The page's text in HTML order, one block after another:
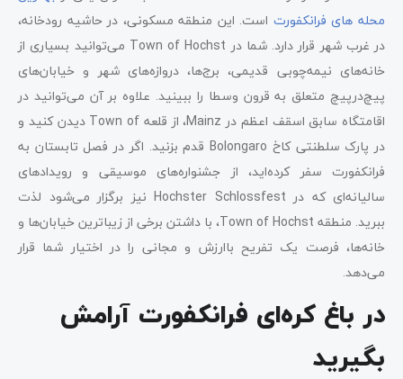
محله‌ های فرانکفورت است. این منطقه مسکونی، در حاشیه رودخانه،
در غرب شهر قرار دارد. شما در Town of Hochst می‌توانید بسیاری از
خانه‌های نیمه‌چوبی قدیمی، برج‌ها، دروازه‌های شهر و خیابان‌های
پیچ‌درپیچ متعلق به قرون وسطا را ببینید. علاوه بر آن می‌توانید در
اقامتگاه سابق اسقف اعظم در Mainz، از قلعه Town of دیدن کنید و
در پارک سلطنتی کاخ Bolongaro قدم بزنید. اگر در فصل تابستان به
فرانکفورت سفر کرده‌اید، از جشنواره‌های موسیقی و رویدادهای
سالیانه‌ای که در Hochster Schlossfest نیز برگزار می‌شود لذت
ببرید. منطقه Town of Hochst، با داشتن برخی از زیباترین خیابان‌ها و
خانه‌ها، فرصت یک تفریح باارزش و مجانی را در اختیار شما قرار
می‌دهد.
در باغ کره‌ای فرانکفورت آرامش
بگیرید